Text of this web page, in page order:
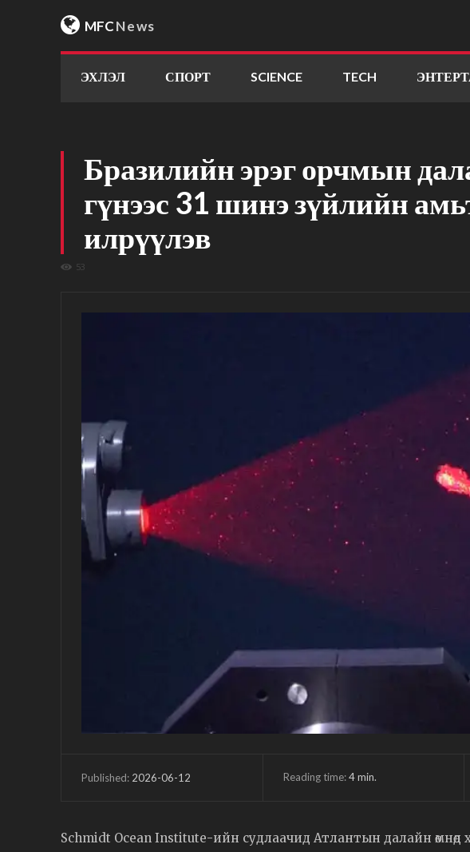
MFCNews
ЭХЛЭЛ СПОРТ SCIENCE TECH
Бразилийн эрэг орчмын
гүнээс 31 шинэ зүйлийн
илрүүлэв
53
Published: 2026-06-12 Reading time:4min.
Schmidt Ocean Institute-ийн судлаачид Атлантын далайн өмнөд